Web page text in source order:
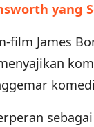
yang
James